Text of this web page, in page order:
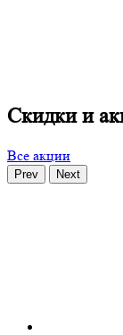
Скидки и
Все акции
Prev Next